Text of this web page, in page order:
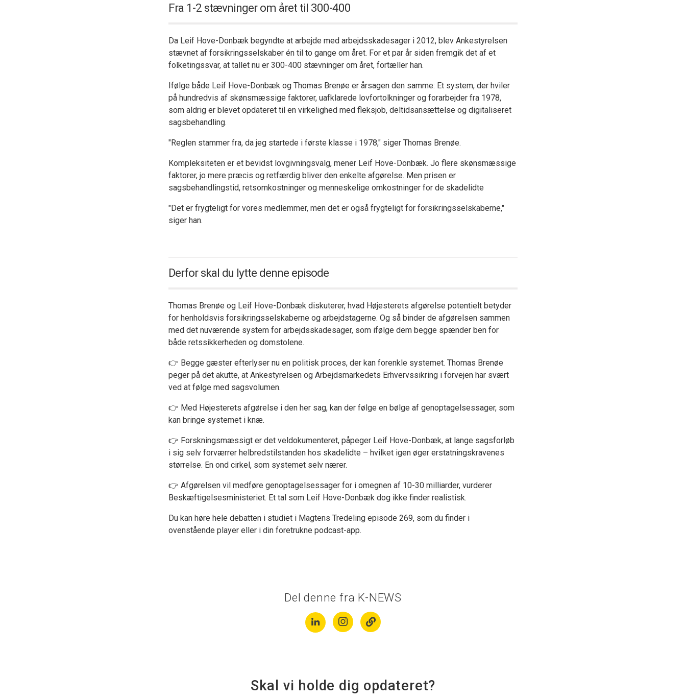
Fra 1-2 stævninger om året til 300-400
Da Leif Hove-Donbæk begyndte at arbejde med arbejdsskadesager i 2012, blev Ankestyrelsen
stævnet af forsikringsselskaber én til to gange om året. For et par år siden fremgik det af et
folketingssvar, at tallet nu er 300-400 stævninger om året, fortæller han.
Ifølge både Leif Hove-Donbæk og Thomas Brenøe er årsagen den samme: Et system, der hviler
på hundredvis af skønsmæssige faktorer, uafklarede lovfortolkninger og forarbejder fra 1978,
som aldrig er blevet opdateret til en virkelighed med fleksjob, deltidsansættelse og digitaliseret
sagsbehandling.
"Reglen stammer fra, da jeg startede i første klasse i 1978," siger Thomas Brenøe.
Kompleksiteten er et bevidst lovgivningsvalg, mener Leif Hove-Donbæk. Jo flere skønsmæssige
faktorer, jo mere præcis og retfærdig bliver den enkelte afgørelse. Men prisen er
sagsbehandlingstid, retsomkostninger og menneskelige omkostninger for de skadelidte
"Det er frygteligt for vores medlemmer, men det er også frygteligt for forsikringsselskaberne,"
siger han.
Derfor skal du lytte denne episode
Thomas Brenøe og Leif Hove-Donbæk diskuterer, hvad Højesterets afgørelse potentielt betyder
for henholdsvis forsikringsselskaberne og arbejdstagerne. Og så binder de afgørelsen sammen
med det nuværende system for arbejdsskadesager, som ifølge dem begge spænder ben for
både retssikkerheden og domstolene.
👉 Begge gæster efterlyser nu en politisk proces, der kan forenkle systemet. Thomas Brenøe
peger på det akutte, at Ankestyrelsen og Arbejdsmarkedets Erhvervssikring i forvejen har svært
ved at følge med sagsvolumen.
👉 Med Højesterets afgørelse i den her sag, kan der følge en bølge af genoptagelsessager, som
kan bringe systemet i knæ.
👉 Forskningsmæssigt er det veldokumenteret, påpeger Leif Hove-Donbæk, at lange sagsforløb
i sig selv forværrer helbredstilstanden hos skadelidte – hvilket igen øger erstatningskravenes
størrelse. En ond cirkel, som systemet selv nærer.
👉 Afgørelsen vil medføre genoptagelsessager for i omegnen af 10-30 milliarder, vurderer
Beskæftigelsesministeriet. Et tal som Leif Hove-Donbæk dog ikke finder realistisk.
Du kan høre hele debatten i studiet i Magtens Tredeling episode 269, som du finder i
ovenstående player eller i din foretrukne podcast-app.
Del denne fra K-NEWS
Skal vi holde dig opdateret?